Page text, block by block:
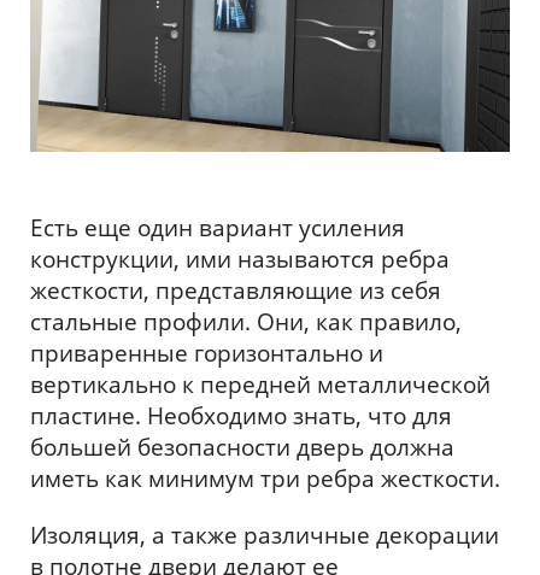
Есть еще один вариант усиления
конструкции, ими называются ребра
жесткости, представляющие из себя
стальные профили. Они, как правило,
приваренные горизонтально и
вертикально к передней металлической
пластине. Необходимо знать, что для
большей безопасности дверь должна
иметь как минимум три ребра жесткости.
Изоляция, а также различные декорации
в полотне двери делают ее